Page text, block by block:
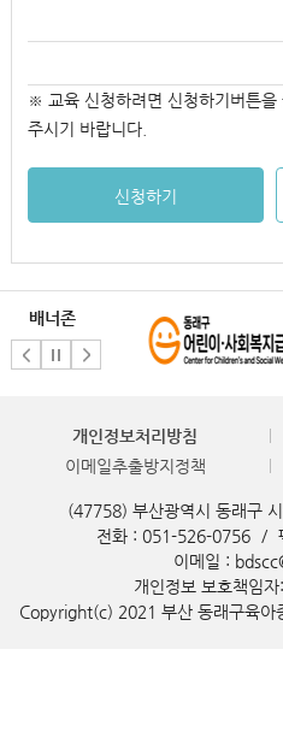
※ 교육 신청하려면 신청하기버튼을
주시기 바랍니다.
신청하기
배너존
개인정보처리방침
이메일추출방지정책
(47758) 부산광역시 동래구
전화 : 051-526-0756
/
이메일 :
개인정보 보호책임
Copyright(c) 2021 부산 동래구육아